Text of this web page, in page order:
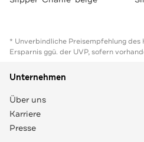
* Unverbindliche Preisempfehlung des
Ersparnis ggü. der UVP, sofern
Unternehmen
Über uns
Karriere
Presse